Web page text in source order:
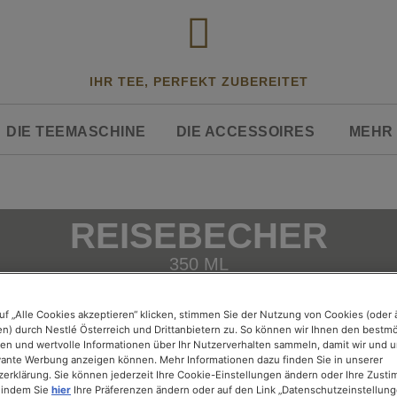
IHR TEE, PERFEKT ZUBEREITET
DIE TEEMASCHINE DIE ACCESSOIRES
REISEBECHER
350 ML
speziellen Edelstahl-Reisebecher, haben Sie
immer zur Hand.
„Alle Cookies akzeptieren“ klicken, stimmen Sie der Nutzung von Cookies (oder
durch Nestlé Österreich und Drittanbietern zu. So können wir Ihnen den
und wertvolle Informationen über Ihr Nutzerverhalten sammeln, damit wir und
Werbung anzeigen können. Mehr Informationen dazu finden Sie in unserer
Sie können jederzeit Ihre Cookie-Einstellungen ändern oder Ihre
Sie hier Ihre Präferenzen ändern oder auf den Link